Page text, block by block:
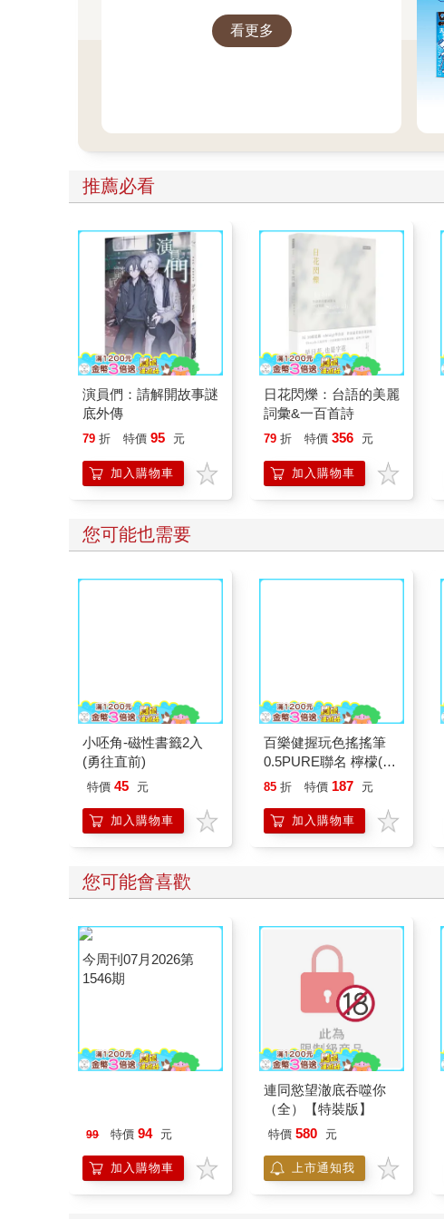
看更多
推薦必看
演員們：請解開故事謎
底外傳
79 折 特價 95 元
加入購物車
日花閃爍：台語的美麗
詞彙&一百首詩
79 折 特價 356 元
加入購物車
您可能也需要
小呸角-磁性書籤2入
(勇往直前)
特價 45 元
加入購物車
百樂健握玩色搖搖筆
0.5PURE聯名 檸檬(限
量)
85 折 特價 187 元
加入購物車
您可能會喜歡
99 特價 94 元
加入購物車
連同慾望澈底吞噬你
（全）【特裝版】
特價 580 元
上市通知我